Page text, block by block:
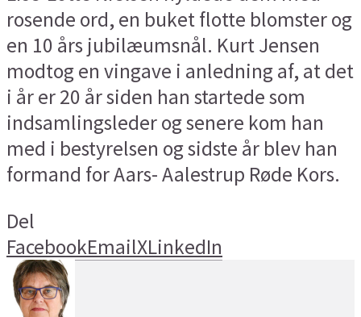
rosende ord, en buket flotte blomster og
en 10 års jubilæumsnål. Kurt Jensen
modtog en vingave i anledning af, at det
i år er 20 år siden han startede som
indsamlingsleder og senere kom han
med i bestyrelsen og sidste år blev han
formand for Aars- Aalestrup Røde Kors.
Del
FacebookEmailXLinkedIn